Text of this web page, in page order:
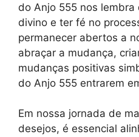
do Anjo 555 nos
divino e ter fé no
permanecer abertos a
abraçar a mudança,
mudanças positivas
do Anjo 555 entrarem
Em nossa jornada de
desejos, é essencial